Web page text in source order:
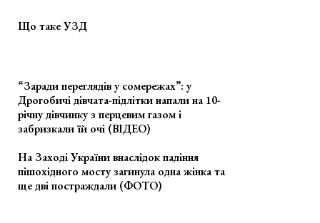
Що таке УЗД
“Заради переглядів у сомережах”: у
Дрогобичі дівчата-підлітки напали на 10-
річну дівчинку з перцевим газом і
забризкали їй очі (ВІДЕО)
На Заході України внаслідок падіння
пішохідного мосту загинула одна жінка та
ще дві постраждали (ФОТО)